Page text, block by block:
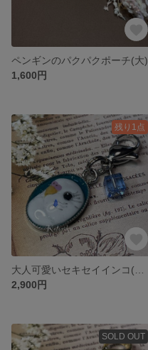
ペンギンのパクパクポーチ(大)
1,600円
残り1点
2,900円
SOLD OUT